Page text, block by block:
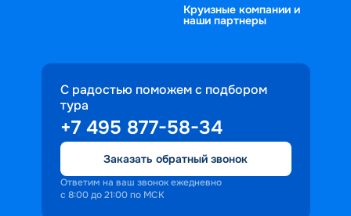
Круизные компании и
наши партнеры
С радостью поможем с подбором
тура
+7 495 877-58-34
Заказать обратный звонок
Ответим на ваш звонок ежедневно
с 8:00 до 21:00 по МСК